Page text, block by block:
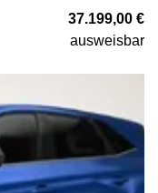
37.199,00 €
ausweisbar